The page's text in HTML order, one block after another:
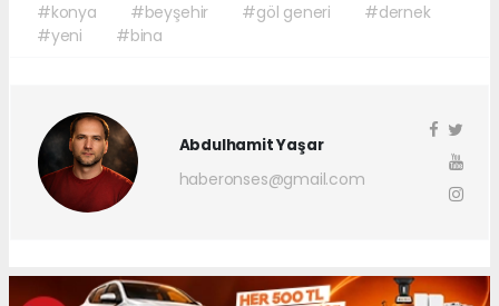
#konya #beyşehir #göl generi
#dernek
#yeni
#bina
Abdulhamit Yaşar
haberonses@gmail.com